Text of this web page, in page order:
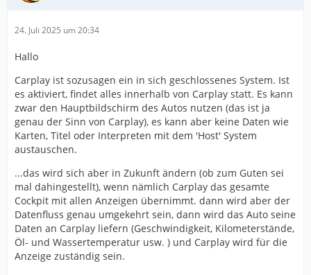
24. Juli 2025 um 20:34
Hallo
Carplay ist sozusagen ein in sich geschlossenes System. Ist
es aktiviert, findet alles innerhalb von Carplay statt. Es kann
zwar den Hauptbildschirm des Autos nutzen (das ist ja
genau der Sinn von Carplay), es kann aber keine Daten wie
Karten, Titel oder Interpreten mit dem 'Host' System
austauschen.
...das wird sich aber in Zukunft ändern (ob zum Guten sei
mal dahingestellt), wenn nämlich Carplay das gesamte
Cockpit mit allen Anzeigen übernimmt. dann wird aber der
Datenfluss genau umgekehrt sein, dann wird das Auto seine
Daten an Carplay liefern (Geschwindigkeit, Kilometerstände,
Öl- und Wassertemperatur usw. ) und Carplay wird für die
Anzeige zuständig sein.